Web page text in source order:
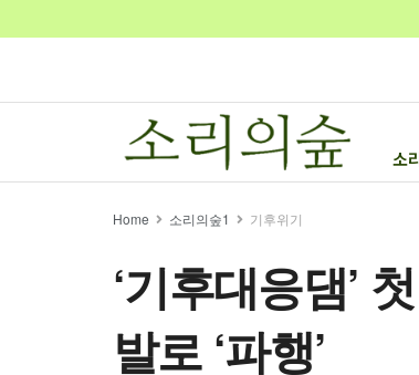
소
Home 소리의숲1 기후위기
‘기후대응댐’
발로 ‘파행’